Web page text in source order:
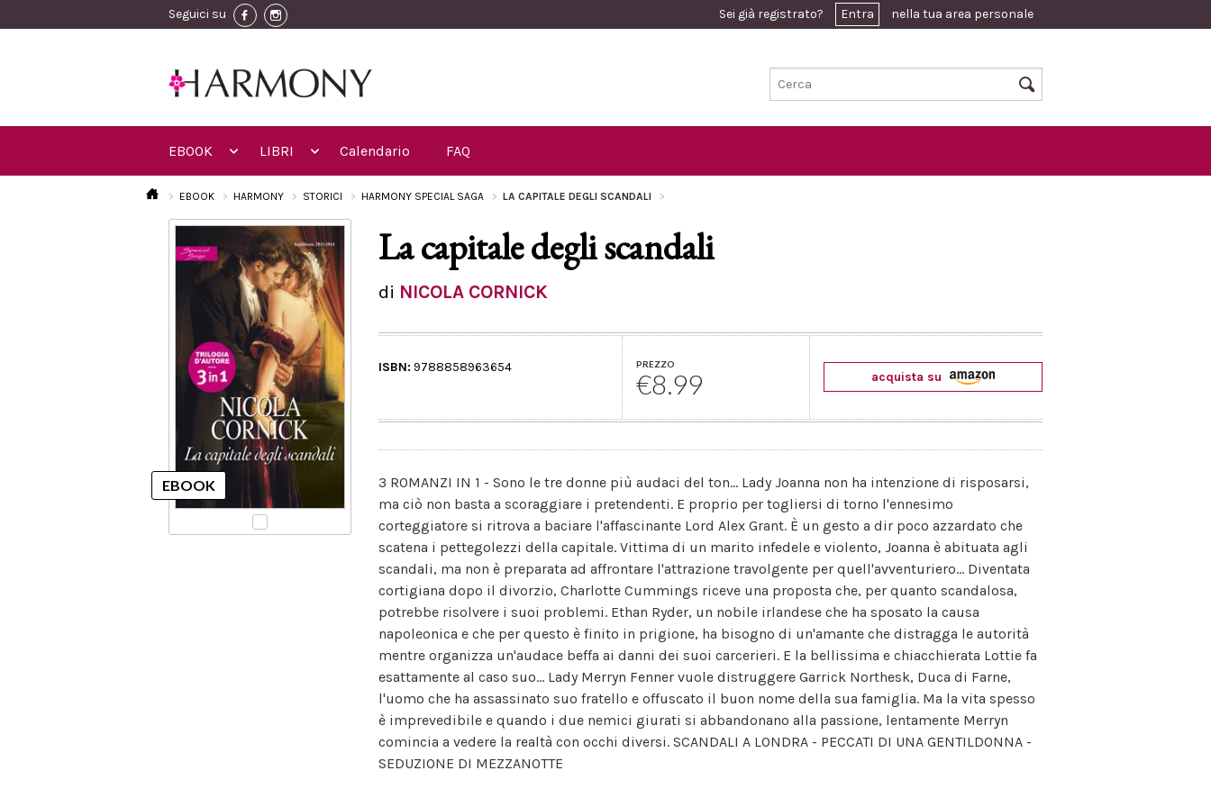
Seguici su Sei già registrato? Entra nella tua area personale
EBOOK LIBRI Calendario FAQ
EBOOK HARMONY STORICI HARMONY SPECIAL SAGA LA CAPITALE DEGLI SCANDALI
La capitale degli scandali
di NICOLA CORNICK
ISBN: 9788858963654 PREZZO
€8.99 acquista su
3 ROMANZI IN 1 - Sono le tre donne più audaci del ton... Lady Joanna non ha intenzione di risposarsi,
ma ciò non basta a scoraggiare i pretendenti. E proprio per togliersi di torno l'ennesimo
corteggiatore si ritrova a baciare l'affascinante Lord Alex Grant. È un gesto a dir poco azzardato che
scatena i pettegolezzi della capitale. Vittima di un marito infedele e violento, Joanna è abituata agli
scandali, ma non è preparata ad affrontare l'attrazione travolgente per quell'avventuriero... Diventata
cortigiana dopo il divorzio, Charlotte Cummings riceve una proposta che, per quanto scandalosa,
potrebbe risolvere i suoi problemi. Ethan Ryder, un nobile irlandese che ha sposato la causa
napoleonica e che per questo è finito in prigione, ha bisogno di un'amante che distragga le autorità
mentre organizza un'audace beffa ai danni dei suoi carcerieri. E la bellissima e chiacchierata Lottie fa
esattamente al caso suo... Lady Merryn Fenner vuole distruggere Garrick Northesk, Duca di Farne,
l'uomo che ha assassinato suo fratello e offuscato il buon nome della sua famiglia. Ma la vita spesso
è imprevedibile e quando i due nemici giurati si abbandonano alla passione, lentamente Merryn
comincia a vedere la realtà con occhi diversi. SCANDALI A LONDRA - PECCATI DI UNA GENTILDONNA -
SEDUZIONE DI MEZZANOTTE